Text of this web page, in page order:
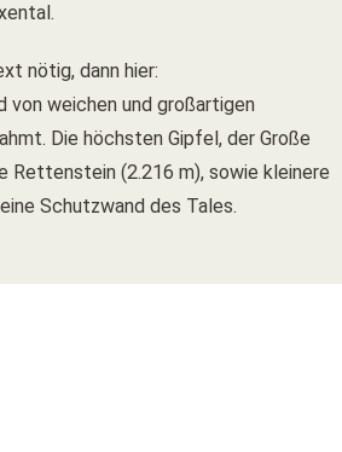
nötig, dann hier:
von weichen und großartigen
Die höchsten Gipfel, der Große
Rettenstein (2.216 m), sowie kleinere
Schutzwand des Tales.